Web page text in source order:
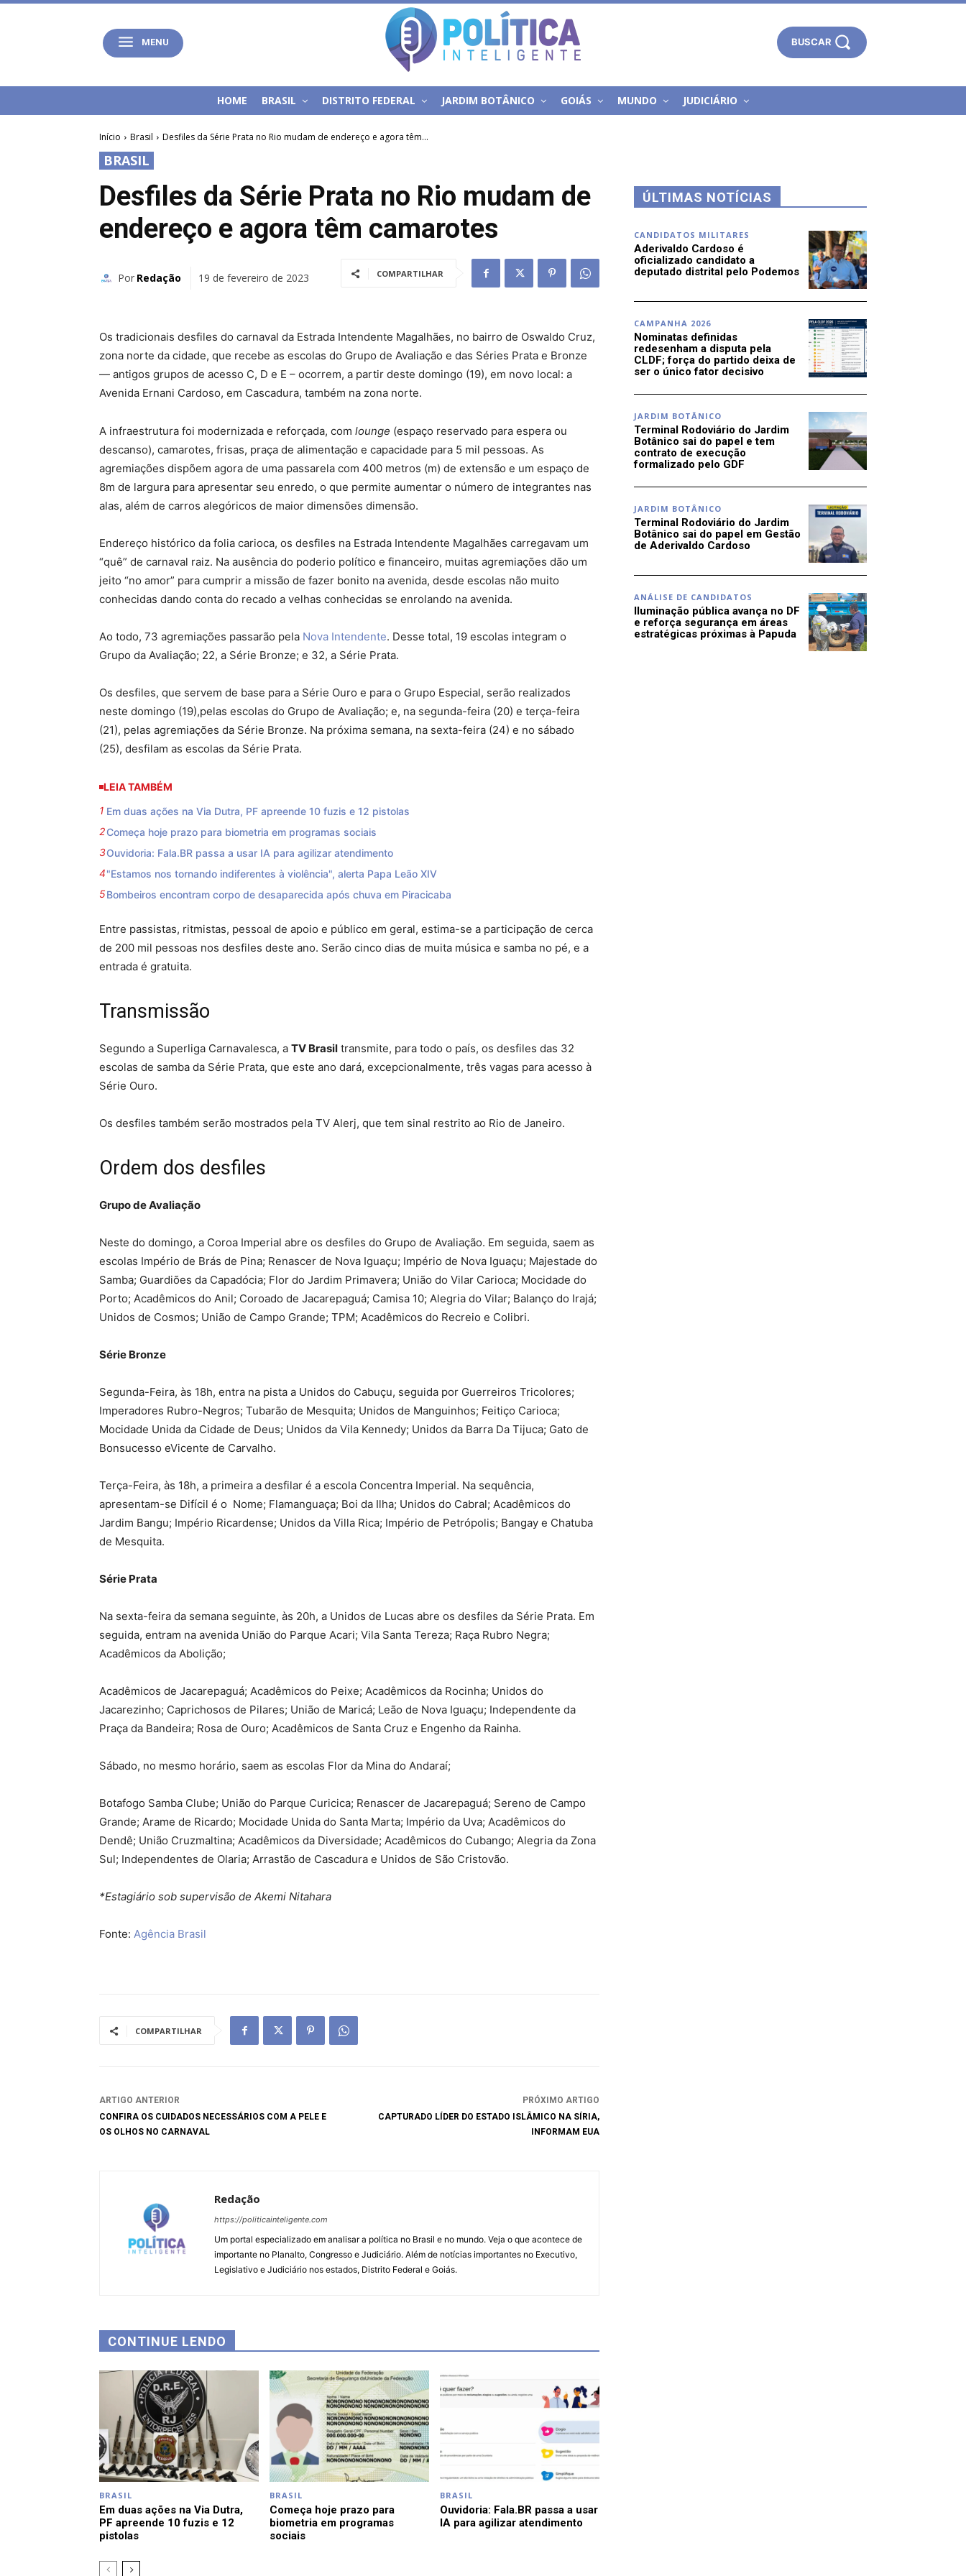
MENU BUSCAR
HOME BRASIL DISTRITO FEDERAL JARDIM BOTÂNICO GOIÁS MUNDO JUDICIÁRIO
Início Brasil Desfiles da Série Prata no Rio mudam de endereço e agora têm...
BRASIL
Desfiles da Série Prata no Rio mudam de
endereço e agora têm camarotes
Por Redação 19 de fevereiro de 2023 COMPARTILHAR
Os tradicionais desfiles do carnaval da Estrada Intendente Magalhães, no bairro de Oswaldo Cruz,
zona norte da cidade, que recebe as escolas do Grupo de Avaliação e das Séries Prata e Bronze
— antigos grupos de acesso C, D e E – ocorrem, a partir deste domingo (19), em novo local: a
Avenida Ernani Cardoso, em Cascadura, também na zona norte.
A infraestrutura foi modernizada e reforçada, com lounge (espaço reservado para espera ou
descanso), camarotes, frisas, praça de alimentação e capacidade para 5 mil pessoas. As
agremiações dispõem agora de uma passarela com 400 metros (m) de extensão e um espaço de
8m de largura para apresentar seu enredo, o que permite aumentar o número de integrantes nas
alas, além de carros alegóricos de maior dimensões dimensão.
Endereço histórico da folia carioca, os desfiles na Estrada Intendente Magalhães carregavam um
“quê” de carnaval raiz. Na ausência do poderio político e financeiro, muitas agremiações dão um
jeito “no amor” para cumprir a missão de fazer bonito na avenida, desde escolas não muito
conhecidas dando conta do recado a velhas conhecidas se enrolando na avenida.
Ao todo, 73 agremiações passarão pela Nova Intendente. Desse total, 19 escolas integram o
Grupo da Avaliação; 22, a Série Bronze; e 32, a Série Prata.
Os desfiles, que servem de base para a Série Ouro e para o Grupo Especial, serão realizados
neste domingo (19),pelas escolas do Grupo de Avaliação; e, na segunda-feira (20) e terça-feira
(21), pelas agremiações da Série Bronze. Na próxima semana, na sexta-feira (24) e no sábado
(25), desfilam as escolas da Série Prata.
LEIA TAMBÉM
Em duas ações na Via Dutra, PF apreende 10 fuzis e 12 pistolas
Começa hoje prazo para biometria em programas sociais
Ouvidoria: Fala.BR passa a usar IA para agilizar atendimento
"Estamos nos tornando indiferentes à violência", alerta Papa Leão XIV
Bombeiros encontram corpo de desaparecida após chuva em Piracicaba
Entre passistas, ritmistas, pessoal de apoio e público em geral, estima-se a participação de cerca
de 200 mil pessoas nos desfiles deste ano. Serão cinco dias de muita música e samba no pé, e a
entrada é gratuita.
Transmissão
Segundo a Superliga Carnavalesca, a TV Brasil transmite, para todo o país, os desfiles das 32
escolas de samba da Série Prata, que este ano dará, excepcionalmente, três vagas para acesso à
Série Ouro.
Os desfiles também serão mostrados pela TV Alerj, que tem sinal restrito ao Rio de Janeiro.
Ordem dos desfiles
Grupo de Avaliação
Neste do domingo, a Coroa Imperial abre os desfiles do Grupo de Avaliação. Em seguida, saem as
escolas Império de Brás de Pina; Renascer de Nova Iguaçu; Império de Nova Iguaçu; Majestade do
Samba; Guardiões da Capadócia; Flor do Jardim Primavera; União do Vilar Carioca; Mocidade do
Porto; Acadêmicos do Anil; Coroado de Jacarepaguá; Camisa 10; Alegria do Vilar; Balanço do Irajá;
Unidos de Cosmos; União de Campo Grande; TPM; Acadêmicos do Recreio e Colibri.
Série Bronze
Segunda-Feira, às 18h, entra na pista a Unidos do Cabuçu, seguida por Guerreiros Tricolores;
Imperadores Rubro-Negros; Tubarão de Mesquita; Unidos de Manguinhos; Feitiço Carioca;
Mocidade Unida da Cidade de Deus; Unidos da Vila Kennedy; Unidos da Barra Da Tijuca; Gato de
Bonsucesso eVicente de Carvalho.
Terça-Feira, às 18h, a primeira a desfilar é a escola Concentra Imperial. Na sequência,
apresentam-se Difícil é o Nome; Flamanguaça; Boi da Ilha; Unidos do Cabral; Acadêmicos do
Jardim Bangu; Império Ricardense; Unidos da Villa Rica; Império de Petrópolis; Bangay e Chatuba
de Mesquita.
Série Prata
Na sexta-feira da semana seguinte, às 20h, a Unidos de Lucas abre os desfiles da Série Prata. Em
seguida, entram na avenida União do Parque Acari; Vila Santa Tereza; Raça Rubro Negra;
Acadêmicos da Abolição;
Acadêmicos de Jacarepaguá; Acadêmicos do Peixe; Acadêmicos da Rocinha; Unidos do
Jacarezinho; Caprichosos de Pilares; União de Maricá; Leão de Nova Iguaçu; Independente da
Praça da Bandeira; Rosa de Ouro; Acadêmicos de Santa Cruz e Engenho da Rainha.
Sábado, no mesmo horário, saem as escolas Flor da Mina do Andaraí;
Botafogo Samba Clube; União do Parque Curicica; Renascer de Jacarepaguá; Sereno de Campo
Grande; Arame de Ricardo; Mocidade Unida do Santa Marta; Império da Uva; Acadêmicos do
Dendê; União Cruzmaltina; Acadêmicos da Diversidade; Acadêmicos do Cubango; Alegria da Zona
Sul; Independentes de Olaria; Arrastão de Cascadura e Unidos de São Cristovão.
*Estagiário sob supervisão de Akemi Nitahara
Fonte: Agência Brasil
COMPARTILHAR
ARTIGO ANTERIOR
CONFIRA OS CUIDADOS NECESSÁRIOS COM A PELE E
OS OLHOS NO CARNAVAL
PRÓXIMO ARTIGO
CAPTURADO LÍDER DO ESTADO ISLÂMICO NA SÍRIA,
INFORMAM EUA
Redação
https://politicainteligente.com
Um portal especializado em analisar a política no Brasil e no mundo. Veja o que acontece de
importante no Planalto, Congresso e Judiciário. Além de notícias importantes no Executivo,
Legislativo e Judiciário nos estados, Distrito Federal e Goiás.
CONTINUE LENDO
BRASIL
Em duas ações na Via Dutra,
PF apreende 10 fuzis e 12
pistolas
BRASIL
Começa hoje prazo para
biometria em programas
sociais
BRASIL
Ouvidoria: Fala.BR passa a usar
IA para agilizar atendimento
ÚLTIMAS NOTÍCIAS
CANDIDATOS MILITARES
Aderivaldo Cardoso é
oficializado candidato a
deputado distrital pelo Podemos
CAMPANHA 2026
Nominatas definidas
redesenham a disputa pela
CLDF; força do partido deixa de
ser o único fator decisivo
JARDIM BOTÂNICO
Terminal Rodoviário do Jardim
Botânico sai do papel e tem
contrato de execução
formalizado pelo GDF
JARDIM BOTÂNICO
Terminal Rodoviário do Jardim
Botânico sai do papel em Gestão
de Aderivaldo Cardoso
ANÁLISE DE CANDIDATOS
Iluminação pública avança no DF
e reforça segurança em áreas
estratégicas próximas à Papuda